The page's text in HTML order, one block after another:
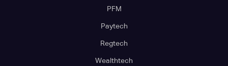
PFM
Paytech
Regtech
Wealthtech